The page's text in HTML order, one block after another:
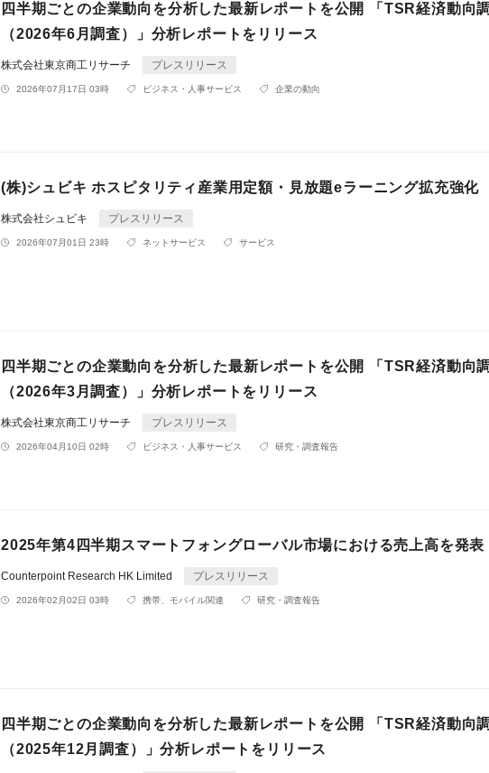
四半期ごとの企業動向を分析した最新レポートを公開 「TSR経済動向
（2026年6月調査）」分析レポートをリリース
株式会社東京商工リサーチ プレスリリース
2026年07月17日 03時 ビジネス・人事サービス 企業の動向
(株)シュビキ ホスピタリティ産業用定額・見放題eラーニング拡充強化
株式会社シュビキ プレスリリース
2026年07月01日 23時 ネットサービス サービス
四半期ごとの企業動向を分析した最新レポートを公開 「TSR経済動向
（2026年3月調査）」分析レポートをリリース
株式会社東京商工リサーチ プレスリリース
2026年04月10日 02時 ビジネス・人事サービス 研究・調査報告
2025年第4四半期スマートフォングローバル市場における売上高を発表
Counterpoint Research HK Limited プレスリリース
2026年02月02日 03時 携帯、モバイル関連 研究・調査報告
四半期ごとの企業動向を分析した最新レポートを公開 「TSR経済動向
（2025年12月調査）」分析レポートをリリース